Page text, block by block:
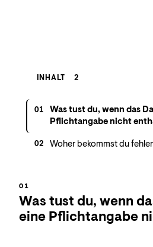
INHALT 2
01
Was tust du, wenn das
Pflichtangabe nicht
02 Woher bekommst du
Was tust du, wenn
eine Pflichtangabe